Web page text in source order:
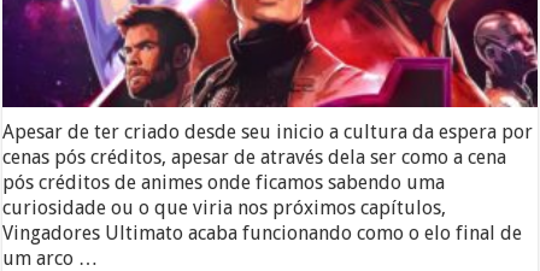
Apesar de ter criado desde seu inicio a cultura da espera por
cenas pós créditos, apesar de através dela ser como a cena
pós créditos de animes onde ficamos sabendo uma
curiosidade ou o que viria nos próximos capítulos,
Vingadores Ultimato acaba funcionando como o elo final de
um arco …